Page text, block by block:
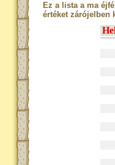
Ez a lista a ma
értéket zárójelben